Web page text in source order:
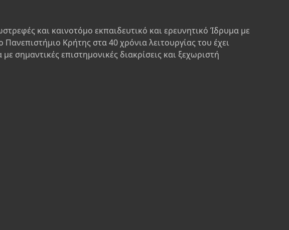
και καινοτόμο εκπαιδευτικό και ερευνητικό Ίδρυμα με
Πανεπιστήμιο Κρήτης στα 40 χρόνια λειτουργίας του έχει
σημαντικές επιστημονικές διακρίσεις και ξεχωριστή